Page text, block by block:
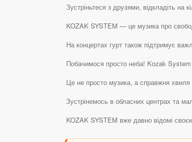
Зустріньтеся з друзями, відкладіть на
KOZAK SYSTEM — це музика про
На концертах гурт також підтримує
Побачимося просто неба! Kozak
Це не просто музика, а справжня
Зустрінемось в обласних центрах та
KOZAK SYSTEM вже давно відомі